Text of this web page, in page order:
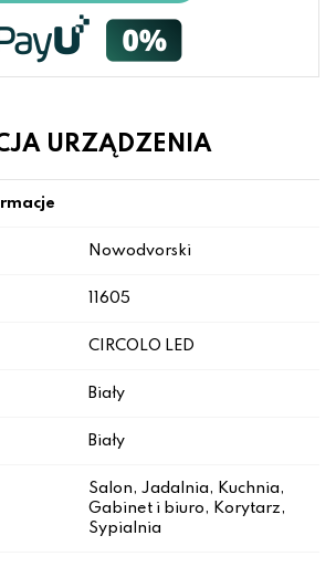
URZĄDZENIA
Nowodvorski
11605
CIRCOLO LED
Biały
Biały
Salon, Jadalnia, Kuchnia,
Gabinet i biuro, Korytarz,
Sypialnia